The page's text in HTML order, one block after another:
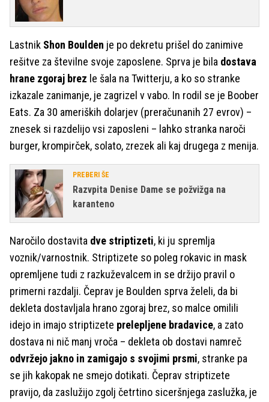
Lastnik Shon Boulden je po dekretu prišel do zanimive
rešitve za številne svoje zaposlene. Sprva je bila dostava
hrane zgoraj brez le šala na Twitterju, a ko so stranke
izkazale zanimanje, je zagrizel v vabo. In rodil se je Boober
Eats. Za 30 ameriških dolarjev (preračunanih 27 evrov) –
znesek si razdelijo vsi zaposleni – lahko stranka naroči
burger, krompirček, solato, zrezek ali kaj drugega z menija.
PREBERI ŠE
Razvpita Denise Dame se požvižga na
karanteno
Naročilo dostavita dve striptizeti, ki ju spremlja
voznik/varnostnik. Striptizete so poleg rokavic in mask
opremljene tudi z razkuževalcem in se držijo pravil o
primerni razdalji. Čeprav je Boulden sprva želeli, da bi
dekleta dostavljala hrano zgoraj brez, so malce omilili
idejo in imajo striptizete prelepljene bradavice, a zato
dostava ni nič manj vroča – dekleta ob dostavi namreč
odvržejo jakno in zamigajo s svojimi prsmi, stranke pa
se jih kakopak ne smejo dotikati. Čeprav striptizete
pravijo, da zaslužijo zgolj četrtino siceršnjega zaslužka, je